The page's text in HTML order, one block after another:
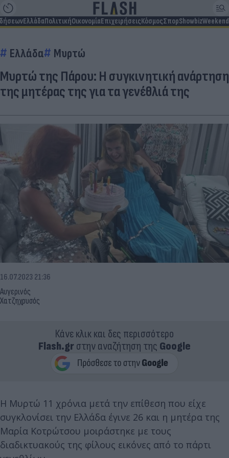
ΕλλάδαΠολιτικήΟικονομίαΕπιχειρήσειςΚόσμοςΣπορShowbizWeekend
Ελλάδα Μυρτώ
Μυρτώ της Πάρου: Η συγκινητική ανάρτηση
της μητέρας της για τα γενέθλιά της
Αυγερινός
Χατζηχρυσός
16.07.2023 21:36
Κάνε κλικ και δες περισσότερο
Flash.grστην αναζήτηση της Google
Η Μυρτώ 11 χρόνια μετά την επίθεση που είχε
συγκλονίσει την Ελλάδα έγινε 26 και η μητέρα της
Μαρία Κοτρώτσου μοιράστηκε με τους
διαδικτυακούς της φίλους εικόνες από το πάρτι